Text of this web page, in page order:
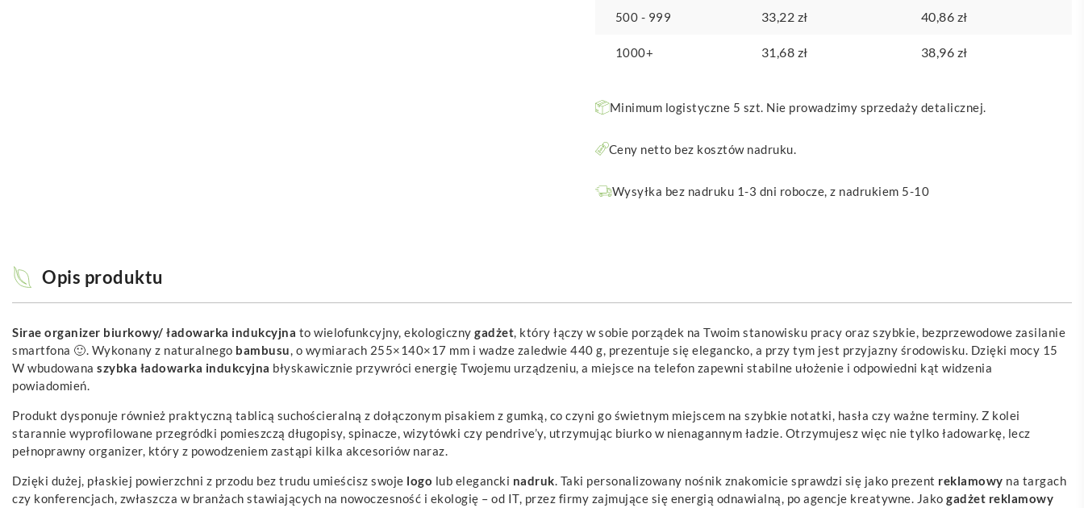
500 - 999 33,22 zł 40,86 zł
1000+ 31,68 zł 38,96 zł
Minimum logistyczne 5 szt. Nie prowadzimy sprzedaży detalicznej.
Ceny netto bez kosztów nadruku.
Wysyłka bez nadruku 1-3 dni robocze, z nadrukiem 5-10
Opis produktu
Sirae organizer biurkowy/ ładowarka indukcyjna to wielofunkcyjny, ekologiczny gadżet, który łączy w sobie porządek na Twoim stanowisku pracy oraz szybkie, bezprzewodowe zasilanie
smartfona 🙂. Wykonany z naturalnego bambusu, o wymiarach 255×140×17 mm i wadze zaledwie 440 g, prezentuje się elegancko, a przy tym jest przyjazny środowisku. Dzięki mocy 15
W wbudowana szybka ładowarka indukcyjna błyskawicznie przywróci energię Twojemu urządzeniu, a miejsce na telefon zapewni stabilne ułożenie i odpowiedni kąt widzenia
powiadomień.
Produkt dysponuje również praktyczną tablicą suchościeralną z dołączonym pisakiem z gumką, co czyni go świetnym miejscem na szybkie notatki, hasła czy ważne terminy. Z kolei
starannie wyprofilowane przegródki pomieszczą długopisy, spinacze, wizytówki czy pendrive’y, utrzymując biurko w nienagannym ładzie. Otrzymujesz więc nie tylko ładowarkę, lecz
pełnoprawny organizer, który z powodzeniem zastąpi kilka akcesoriów naraz.
Dzięki dużej, płaskiej powierzchni z przodu bez trudu umieścisz swoje logo lub elegancki nadruk. Taki personalizowany nośnik znakomicie sprawdzi się jako prezent reklamowy na targach
czy konferencjach, zwłaszcza w branżach stawiających na nowoczesność i ekologię – od IT, przez firmy zajmujące się energią odnawialną, po agencje kreatywne. Jako gadżet reklamowy